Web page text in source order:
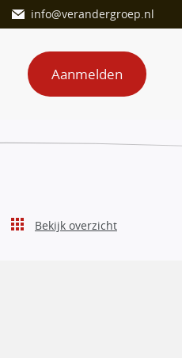
info@verandergroep.nl
Aanmelden
Bekijk overzicht